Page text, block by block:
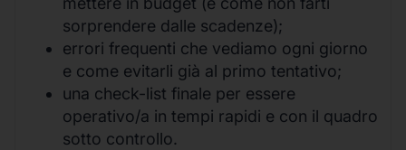
sorprendere dalle scadenze);
errori frequenti che vediamo ogni giorno
e come evitarli già al primo tentativo;
una check-list finale per essere
operativo/a in tempi rapidi e con il quadro
sotto controllo.